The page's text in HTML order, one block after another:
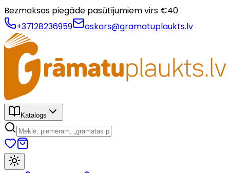
Bezmaksas piegāde pasūtījumiem virs €40
+37128236959
oskars@gramatuplaukts.lv
Katalogs